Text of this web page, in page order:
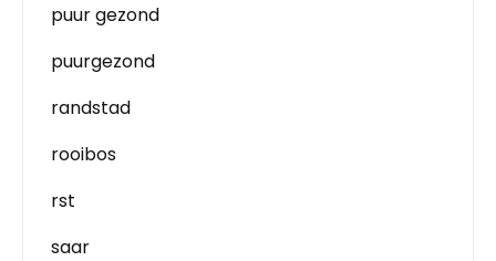
puur gezond
puurgezond
randstad
rooibos
rst
saar